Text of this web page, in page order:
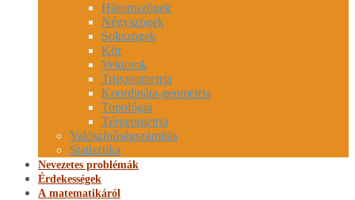
Háromszögek
Négyszögek
Sokszögek
Kör
Vektorok
Trigonometria
Koordináta-geometria
Topológia
Térgeometria
Valószínűségszámítás
Statisztika
Nevezetes problémák
Érdekességek
A matematikáról